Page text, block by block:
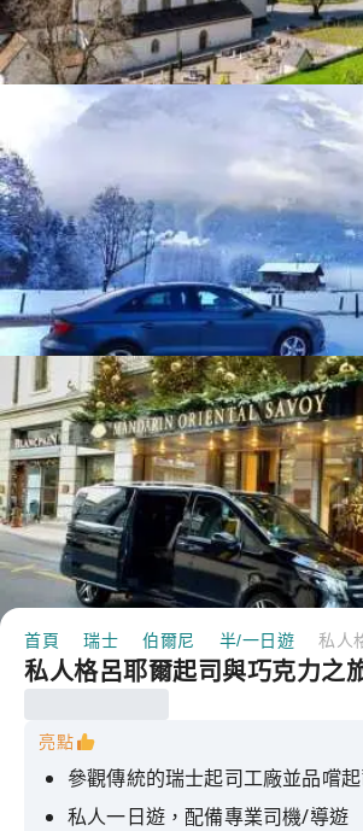
首頁 瑞士 伯爾尼 半/一日遊
私人格呂耶爾起司與巧克力之
亮點
參觀傳統的瑞士起司工廠並品嚐
私人一日遊，配備專業司機/導遊